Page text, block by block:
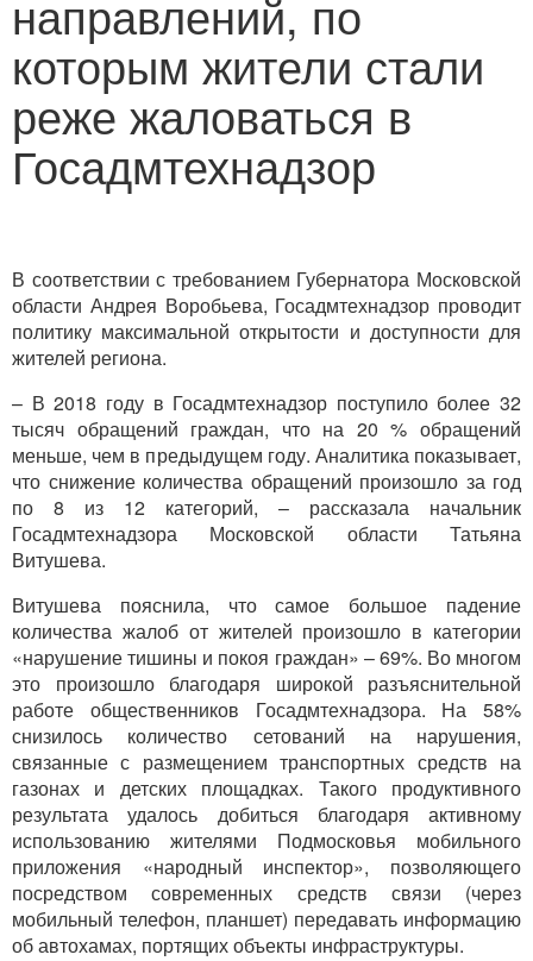
направлений, по
которым жители стали
реже жаловаться в
Госадмтехнадзор
В соответствии с требованием Губернатора Московской
области Андрея Воробьева, Госадмтехнадзор проводит
политику максимальной открытости и доступности для
жителей региона.
– В 2018 году в Госадмтехнадзор поступило более 32
тысяч обращений граждан, что на 20 % обращений
меньше, чем в предыдущем году. Аналитика показывает,
что снижение количества обращений произошло за год
по 8 из 12 категорий, – рассказала начальник
Госадмтехнадзора Московской области Татьяна
Витушева.
Витушева пояснила, что самое большое падение
количества жалоб от жителей произошло в категории
«нарушение тишины и покоя граждан» – 69%. Во многом
это произошло благодаря широкой разъяснительной
работе общественников Госадмтехнадзора. На 58%
снизилось количество сетований на нарушения,
связанные с размещением транспортных средств на
газонах и детских площадках. Такого продуктивного
результата удалось добиться благодаря активному
использованию жителями Подмосковья мобильного
приложения «народный инспектор», позволяющего
посредством современных средств связи (через
мобильный телефон, планшет) передавать информацию
об автохамах, портящих объекты инфраструктуры.